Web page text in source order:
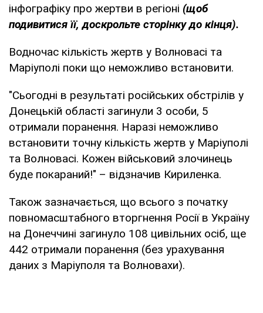
інфографіку про жертви в регіоні (щоб
подивитися її, доскрольте сторінку до кінця).
Водночас кількість жертв у Волновасі та
Маріуполі поки що неможливо встановити.
"Сьогодні в результаті російських обстрілів у
Донецькій області загинули 3 особи, 5
отримали поранення. Наразі неможливо
встановити точну кількість жертв у Маріуполі
та Волновасі. Кожен військовий злочинець
буде покараний!" – відзначив Кириленка.
Також зазначається, що всього з початку
повномасштабного вторгнення Росії в Україну
на Донеччині загинуло 108 цивільних осіб, ще
442 отримали поранення (без урахування
даних з Маріуполя та Волновахи).